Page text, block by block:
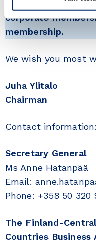
Our annual
corporate
membership.
We wish you most
Juha Ylitalo
Chairman
Contact information:
Secretary General
Ms Anne Hatanpää
Email:
Phone: +358 50 320
The Finland-
Countries Business